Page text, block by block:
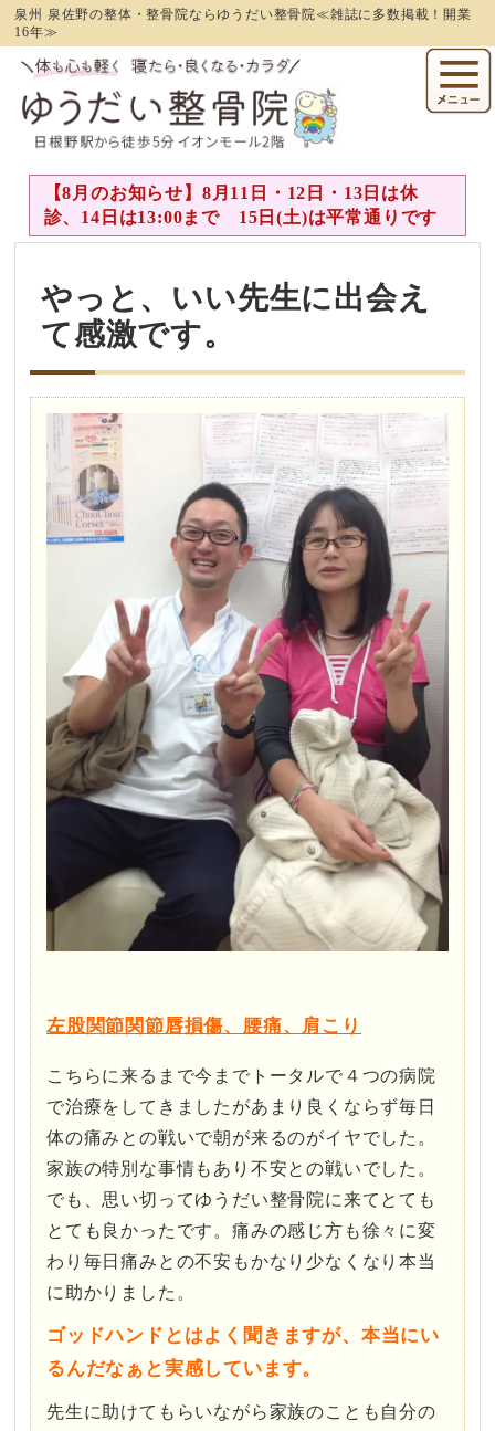
泉州 泉佐野の整体・整骨院ならゆうだい整骨院≪雑誌に多数掲載！開業
16年≫
【8月のお知らせ】8月11日・12日・13日は休
診、14日は13:00まで 15日(土)は平常通りです
やっと、いい先生に出会え
て感激です。
左股関節関節唇損傷、腰痛、肩こり
こちらに来るまで今までトータルで４つの病院
で治療をしてきましたがあまり良くならず毎日
体の痛みとの戦いで朝が来るのがイヤでした。
家族の特別な事情もあり不安との戦いでした。
でも、思い切ってゆうだい整骨院に来てとても
とても良かったです。痛みの感じ方も徐々に変
わり毎日痛みとの不安もかなり少なくなり本当
に助かりました。
ゴッドハンドとはよく聞きますが、本当にい
るんだなぁと実感しています。
先生に助けてもらいながら家族のことも自分の